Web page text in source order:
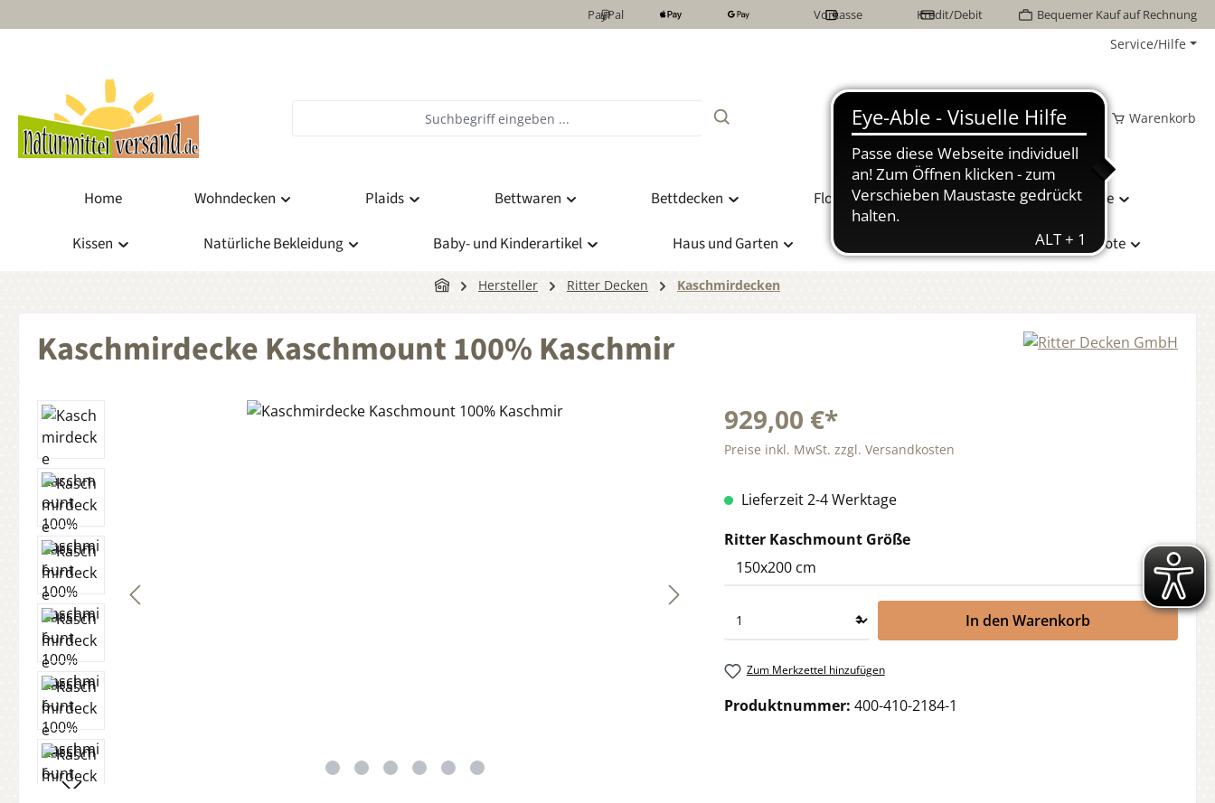
PayPal Vorkasse Kredit/Debit Bequemer Kauf auf Rechnung
Service/Hilfe
Wunschzettel Mein Konto Warenkorb
Home Wohndecken Plaids Bettwaren Bettdecken Flor Naturhaarbetten Bettwäsche
Kissen Natürliche Bekleidung Baby- und Kinderartikel Haus und Garten Sonderangebote
Hersteller Ritter Decken Kaschmirdecken
Kaschmirdecke Kaschmount 100% Kaschmir
Bildergalerie überspringen 929,00 €*
Preise inkl. MwSt. zzgl. Versandkosten
Lieferzeit 2-4 Werktage
Ritter Kaschmount Größeauswählen
In den Warenkorb
Zum Merkzettel hinzufügen
Produktnummer: 400-410-2184-1